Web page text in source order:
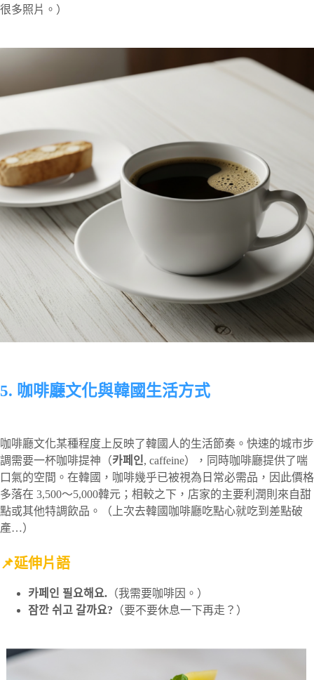
很多照片。）
5. 咖啡廳文化與韓國生活方式
咖啡廳文化某種程度上反映了韓國人的生活節奏。快速的城市步
調需要一杯咖啡提神（카페인, caffeine），同時咖啡廳提供了喘
口氣的空間。在韓國，咖啡幾乎已被視為日常必需品，因此價格
多落在 3,500～5,000韓元；相較之下，店家的主要利潤則來自甜
點或其他特調飲品。（上次去韓國咖啡廳吃點心就吃到差點破
產…）
📌延伸片語
카페인 필요해요. （我需要咖啡因。）
잠깐 쉬고 갈까요? （要不要休息一下再走？）